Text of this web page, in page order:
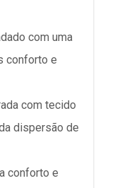
com uma
conforto e
com tecido
dispersão de
conforto e